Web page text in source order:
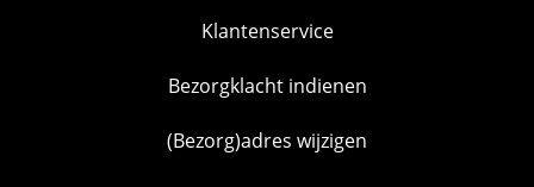
Klantenservice
Bezorgklacht indienen
(Bezorg)adres wijzigen